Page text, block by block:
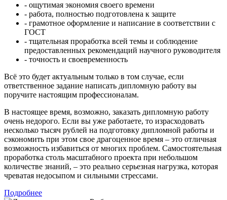
- ощутимая экономия своего времени
- работа, полностью подготовлена к защите
- грамотное оформление и написание в соответствии с
ГОСТ
- тщательная проработка всей темы и соблюдение
предоставленных рекомендаций научного руководителя
- точность и своевременность
Всё это будет актуальным только в том случае, если
ответственное задание написать дипломную работу вы
поручите настоящим профессионалам.
В настоящее время, возможно, заказать дипломную работу
очень недорого. Если вы уже работаете, то израсходовать
несколько тысяч рублей на подготовку дипломной работы и
сэкономить при этом свое драгоценное время – это отличная
возможность избавиться от многих проблем. Самостоятельная
проработка столь масштабного проекта при небольшом
количестве знаний, – это реально серьезная нагрузка, которая
чреватая недосыпом и сильными стрессами.
Подробнее